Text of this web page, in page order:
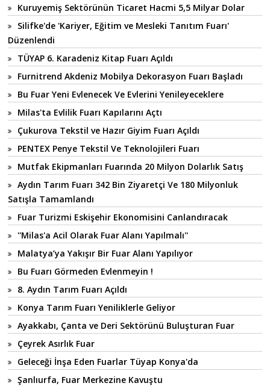
Kuruyemiş Sektörünün Ticaret Hacmi 5,5 Milyar Dolar
Silifke'de 'Kariyer, Eğitim ve Mesleki Tanıtım Fuarı'
Düzenlendi
TÜYAP 6. Karadeniz Kitap Fuarı Açıldı
Furnitrend Akdeniz Mobilya Dekorasyon Fuarı Başladı
Bu Fuar Yeni Evlenecek Ve Evlerini Yenileyeceklere
Milas'ta Evlilik Fuarı Kapılarını Açtı
Çukurova Tekstil ve Hazır Giyim Fuarı Açıldı
PENTEX Penye Tekstil Ve Teknolojileri Fuarı
Mutfak Ekipmanları Fuarında 20 Milyon Dolarlık Satış
Aydın Tarım Fuarı 342 Bin Ziyaretçi Ve 180 Milyonluk
Satışla Tamamlandı
Fuar Turizmi Eskişehir Ekonomisini Canlandıracak
''Milas'a Acil Olarak Fuar Alanı Yapılmalı''
Malatya’ya Yakışır Bir Fuar Alanı Yapılıyor
Bu Fuarı Görmeden Evlenmeyin !
8. Aydın Tarım Fuarı Açıldı
Konya Tarım Fuarı Yeniliklerle Geliyor
Ayakkabı, Çanta ve Deri Sektörünü Buluşturan Fuar
Çeyrek Asırlık Fuar
Geleceği İnşa Eden Fuarlar Tüyap Konya'da
Şanlıurfa, Fuar Merkezine Kavuştu